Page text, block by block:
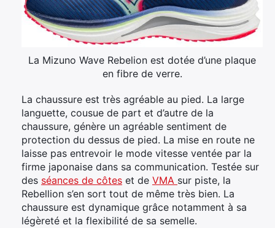
La Mizuno Wave Rebelion est dotée d’une plaque
en fibre de verre.
La chaussure est très agréable au pied. La large
languette, cousue de part et d’autre de la
chaussure, génère un agréable sentiment de
protection du dessus de pied. La mise en route ne
laisse pas entrevoir le mode vitesse ventée par la
firme japonaise dans sa communication. Testée sur
des séances de côtes et de VMA sur piste, la
Rebellion s’en sort tout de même très bien. La
chaussure est dynamique grâce notamment à sa
légèreté et la flexibilité de sa semelle.